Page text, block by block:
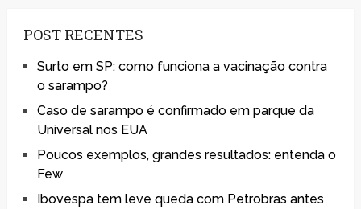
POST RECENTES
Surto em SP: como funciona a vacinação contra
o sarampo?
Caso de sarampo é confirmado em parque da
Universal nos EUA
Poucos exemplos, grandes resultados: entenda o
Few
Ibovespa tem leve queda com Petrobras antes